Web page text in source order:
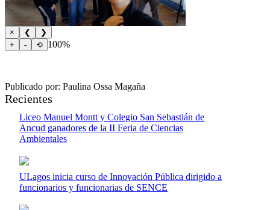
× ❮
❯
+
- ⟲ 100%
Publicado por: Paulina Ossa Magaña
Recientes
Liceo Manuel Montt y Colegio San Sebastián de
Ancud ganadores de la II Feria de Ciencias
Ambientales
ULagos inicia curso de Innovación Pública dirigido a
funcionarios y funcionarias de SENCE